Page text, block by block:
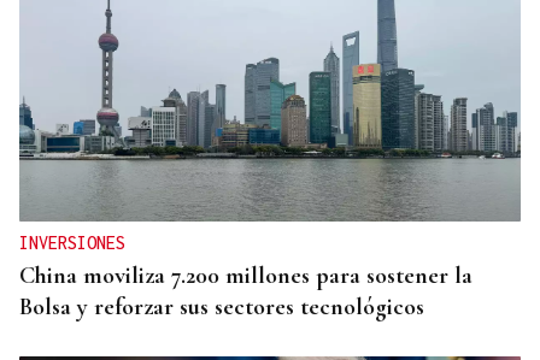
INVERSIONES
China moviliza 7.200 millones para sostener la
Bolsa y reforzar sus sectores tecnológicos